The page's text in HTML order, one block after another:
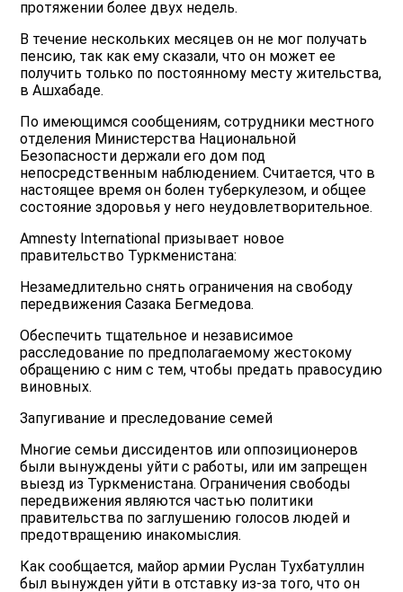
протяжении более двух недель.
В течение нескольких месяцев он не мог получать
пенсию, так как ему сказали, что он может ее
получить только по постоянному месту жительства,
в Ашхабаде.
По имеющимся сообщениям, сотрудники местного
отделения Министерства Национальной
Безопасности держали его дом под
непосредственным наблюдением. Считается, что в
настоящее время он болен туберкулезом, и общее
состояние здоровья у него неудовлетворительное.
Amnesty International призывает новое
правительство Туркменистана:
Незамедлительно снять ограничения на свободу
передвижения Сазака Бегмедова.
Обеспечить тщательное и независимое
расследование по предполагаемому жестокому
обращению с ним с тем, чтобы предать правосудию
виновных.
Запугивание и преследование семей
Многие семьи диссидентов или оппозиционеров
были вынуждены уйти с работы, или им запрещен
выезд из Туркменистана. Ограничения свободы
передвижения являются частью политики
правительства по заглушению голосов людей и
предотвращению инакомыслия.
Как сообщается, майор армии Руслан Тухбатуллин
был вынужден уйти в отставку из-за того, что он